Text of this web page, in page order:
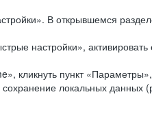
В открывшемся
настройки»,
кликнуть пункт
локальных данных